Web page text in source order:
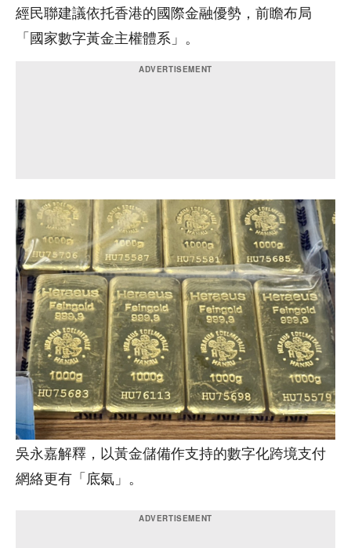
經民聯建議依托香港的國際金融優勢，前瞻布局
「國家數字黃金主權體系」。
吳永嘉解釋，以黃金儲備作支持的數字化跨境支付
網絡更有「底氣」。